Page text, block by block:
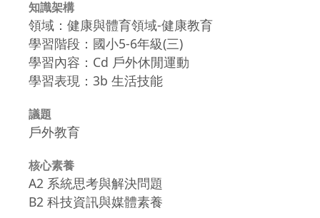
知識架構
領域：健康與體育領域-健康教育
學習階段：國小5-6年級(三)
學習內容：Cd 戶外休閒運動
學習表現：3b 生活技能
議題
戶外教育
核心素養
A2 系統思考與解決問題
B2 科技資訊與媒體素養